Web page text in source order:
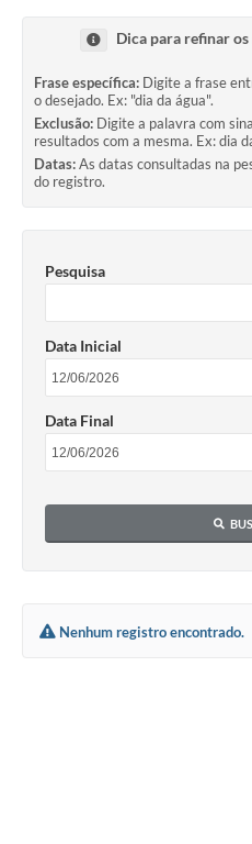
Dica para refinar
Frase específica: Digite a frase
o desejado. Ex: "dia da água".
Exclusão: Digite a palavra com
resultados com a mesma. Ex: dia
Datas:As datas consultadas na
do registro.
Pesquisa
Data Inicial
Data Final
Nenhum registro encontrado.